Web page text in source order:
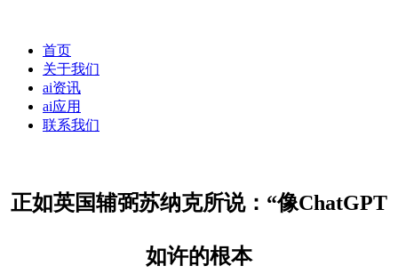
首页
关于我们
ai资讯
ai应用
联系我们
正如英国辅弼苏纳克所说：“像ChatGPT
如许的根本